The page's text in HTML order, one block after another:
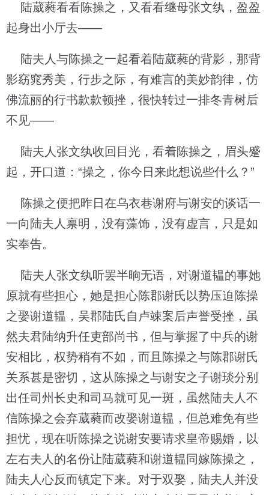
陆葳蕤看看陈操之，又看看继母张文纨，盈盈
起身出小厅去——
陆夫人与陈操之一起看着陆葳蕤的背影，那背
影窈窕秀美，行步之际，有难言的美妙韵律，仿
佛流丽的行书款款顿挫，很快转过一排冬青树后
不见——
陆夫人张文纨收回目光，看着陈操之，眉头蹙
起，开口道：“操之，你今日来此想说些什么？”
陈操之便把昨日在乌衣巷谢府与谢安的谈话一
一向陆夫人禀明，没有藻饰，没有虚言，只是如
实奉告。
陆夫人张文纨听罢半晌无语，对谢道韫的事她
原就有些担心，她是担心陈郡谢氏以势压迫陈操
之娶谢道韫，吴郡陆氏自卢竦案后声誉受挫，虽
然夫君陆纳升任吏部尚书，但与掌握了中兵的谢
安相比，权势稍有不如，而且陈操之与陈郡谢氏
关系甚是密切，这从陈操之与谢安之子谢琰分别
出任司州长史和司马就可见一斑，虽然陆夫人不
信陈操之会弃葳蕤而改娶谢道韫，但总难免有些
担忧，现在听陈操之说谢安要请求皇帝赐婚，以
左右夫人的名份让陆葳蕤和谢道韫同嫁陈操之，
陆夫人心反而镇定下来。对于双娶，陆夫人并没